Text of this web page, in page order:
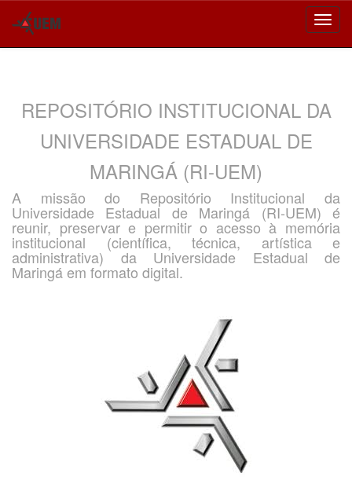
REPOSITÓRIO INSTITUCIONAL DA
UNIVERSIDADE ESTADUAL DE
MARINGÁ (RI-UEM)
A missão do Repositório Institucional da
Universidade Estadual de Maringá (RI-UEM) é
reunir, preservar e permitir o acesso à memória
institucional (científica, técnica, artística e
administrativa) da Universidade Estadual de
Maringá em formato digital.